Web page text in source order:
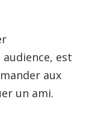
est
aux
un ami.